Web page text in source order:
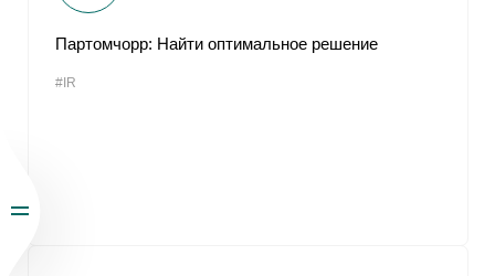
Партомчорр: Найти оптимальное решение
#IR